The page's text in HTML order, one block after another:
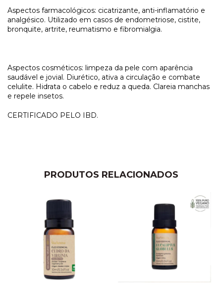
Aspectos farmacológicos: cicatrizante, anti-inflamatório e
analgésico. Utilizado em casos de endometriose, cistite,
bronquite, artrite, reumatismo e fibromialgia.
Aspectos cosméticos: limpeza da pele com aparência
saudável e jovial. Diurético, ativa a circulação e combate
celulite. Hidrata o cabelo e reduz a queda. Clareia manchas
e repele insetos.
CERTIFICADO PELO IBD.
PRODUTOS RELACIONADOS